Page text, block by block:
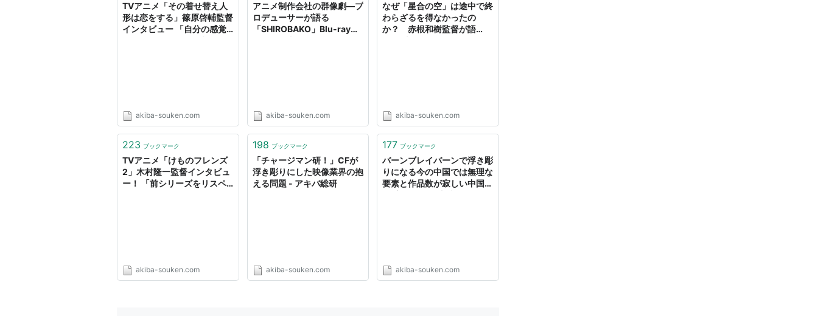
TVアニメ「その着せ替え人
形は恋をする」篠原啓輔監督
インタビュー 「自分の感覚
akiba-souken.com
アニメ制作会社の群像劇—プ
ロデューサーが語る
「SHIROBAKO」Blu-rayヒ
akiba-souken.com
なぜ「星合の空」は途中で終
わらざるを得なかったの
か？ 赤根和樹監督が語
akiba-souken.com
223 ブックマーク
TVアニメ「けものフレンズ
2」木村隆一監督インタビュ
ー！ 「前シリーズをリスペ
akiba-souken.com
198 ブックマーク
「チャージマン研！」CFが
浮き彫りにした映像業界の抱
える問題 - アキバ総研
akiba-souken.com
177 ブックマーク
バーンブレイバーンで浮き彫
りになる今の中国では無理な
要素と作品数が寂しい中国の
akiba-souken.com